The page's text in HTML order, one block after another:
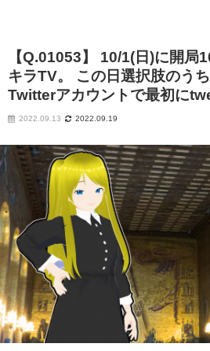
【Q.01053】 10/1(日)に開局
キラTV。 この日選択肢のう
Twitterアカウントで最初に
2022.09.13 2022.09.19